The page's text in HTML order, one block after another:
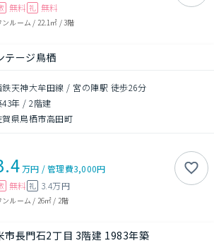
無料 礼 無料
ンルーム / 22.1㎡ /3階
テージ鳥栖
鉄天神大牟田線 / 宮の陣駅 徒歩26分
43年 /2階建
賀県鳥栖市高田町
万円 /管理費3,000円
無料 礼 3.4万円
ンルーム / 26㎡ / 2階
市長門石2丁目 3階建 1983年築